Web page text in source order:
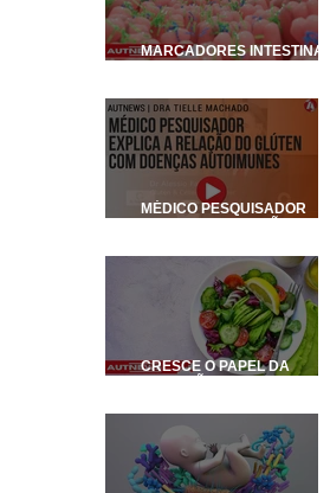
MARCADORES INTESTINAIS
MÉDICO PESQUISADOR
AUTOIMUNES
CRESCE O PAPEL DA
PSIQUIÁTRICOS